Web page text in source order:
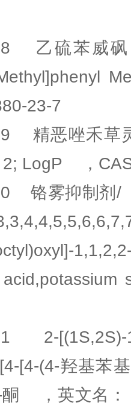
乙硫苯
23-7
精恶唑禾
2; LogP ，
铬雾抑制
2-
[4-(4-羟基苯
酮 ，英文名